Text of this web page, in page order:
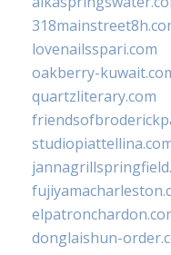
lovenailsspari.com
oakberry-
quartzliterary.com
donglaishun-